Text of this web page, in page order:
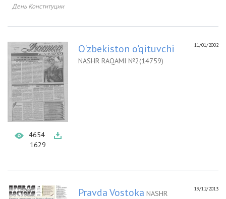
День Конституции
4654
1629
11/01/2002
O'zbekiston o'qituvchi
NASHR RAQAMI №2(14759)
19/12/2013
Pravda Vostoka NASHR